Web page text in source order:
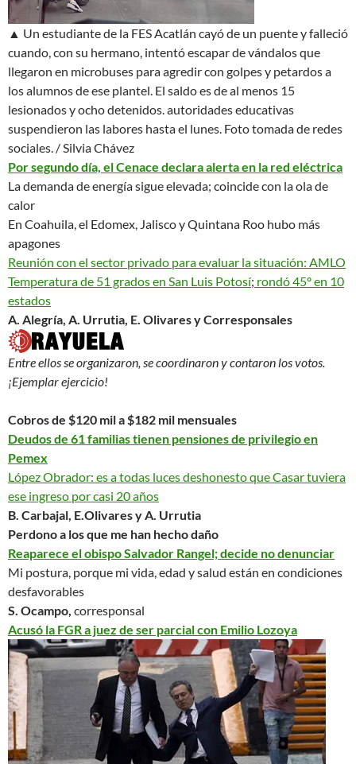
▲ Un estudiante de la FES Acatlán cayó de un puente y falleció
cuando, con su hermano, intentó escapar de vándalos que
llegaron en microbuses para agredir con golpes y petardos a
los alumnos de ese plantel. El saldo es de al menos 15
lesionados y ocho detenidos. autoridades educativas
suspendieron las labores hasta el lunes. Foto tomada de redes
sociales. / Silvia Chávez
Por segundo día, el Cenace declara alerta en la red eléctrica
La demanda de energía sigue elevada; coincide con la ola de
calor
En Coahuila, el Edomex, Jalisco y Quintana Roo hubo más
apagones
Reunión con el sector privado para evaluar la situación: AMLO
Temperatura de 51 grados en San Luis Potosí; rondó 45º en 10
estados
A. Alegría, A. Urrutia, E. Olivares y Corresponsales
Entre ellos se organizaron, se coordinaron y contaron los votos.
¡Ejemplar ejercicio!
Cobros de $120 mil a $182 mil mensuales
Deudos de 61 familias tienen pensiones de privilegio en
Pemex
López Obrador: es a todas luces deshonesto que Casar tuviera
ese ingreso por casi 20 años
B. Carbajal, E.Olivares y A. Urrutia
Perdono a los que me han hecho daño
Reaparece el obispo Salvador Rangel; decide no denunciar
Mi postura, porque mi vida, edad y salud están en condiciones
desfavorables
S. Ocampo, corresponsal
Acusó la FGR a juez de ser parcial con Emilio Lozoya